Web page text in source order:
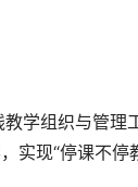
学组织与管理
实现“停课不停